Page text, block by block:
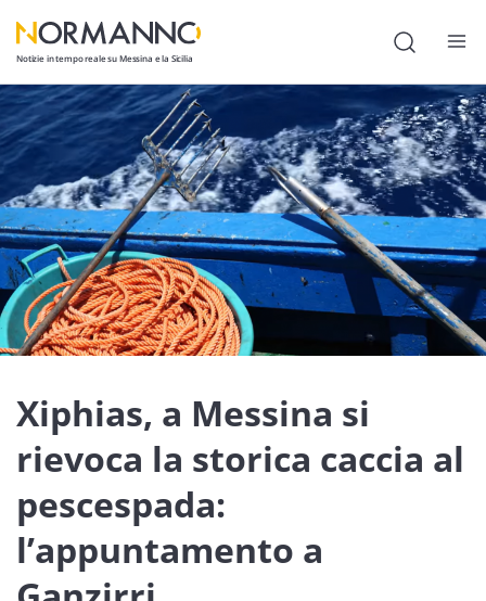
Notizie in tempo reale su Messina e la Sicilia
Attualità
Cronaca
Politica
Cultura
Lavoro
Società
Economia
Sport
Sicilia
Xiphias, a Messina si
rievoca la storica caccia al
pescespada:
l’appuntamento a